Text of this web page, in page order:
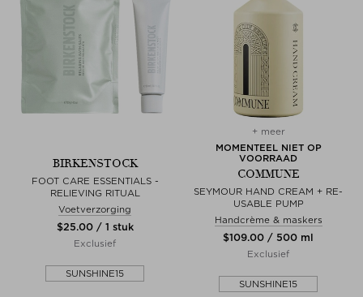
BIRKENSTOCK
FOOT CARE ESSENTIALS -
RELIEVING RITUAL
Voetverzorging
$‌25.00 / 1 stuk
Exclusief
SUNSHINE15
+ meer
MOMENTEEL NIET OP
VOORRAAD
COMMUNE
SEYMOUR HAND CREAM + RE-
USABLE PUMP
Handcrème & maskers
$‌109.00 / 500 ml
Exclusief
SUNSHINE15